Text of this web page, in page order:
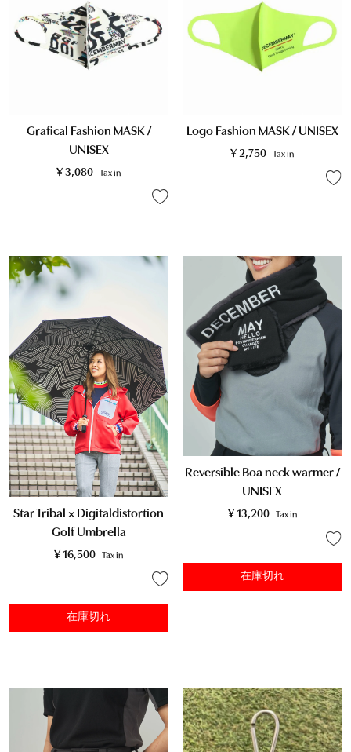
Grafical Fashion MASK /
UNISEX
¥ 3,080 Tax in
Logo Fashion MASK / UNISEX
¥ 2,750 Tax in
Star Tribal × Digitaldistortion
Golf Umbrella
¥ 16,500 Tax in
在庫切れ
Reversible Boa neck warmer /
UNISEX
¥ 13,200 Tax in
在庫切れ